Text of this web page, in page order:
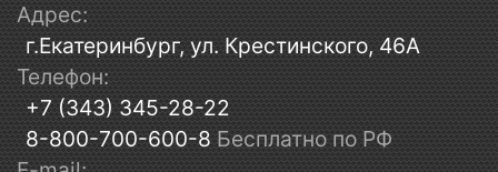
Адрес:
г.Екатеринбург, ул. Крестинского, 46А
Телефон:
+7 (343) 345-28-22
8-800-700-600-8 Бесплатно по РФ